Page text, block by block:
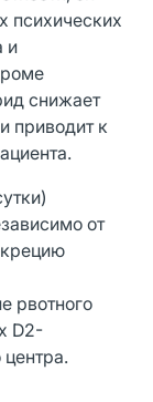
психических
и
снижает
приводит к
от
рвотного
D2-